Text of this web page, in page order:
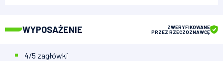
WYPOSAŻENIE
ZWERYFIKOWANE
PRZEZ RZECZOZNAWCĘ
4/5 zagłówki